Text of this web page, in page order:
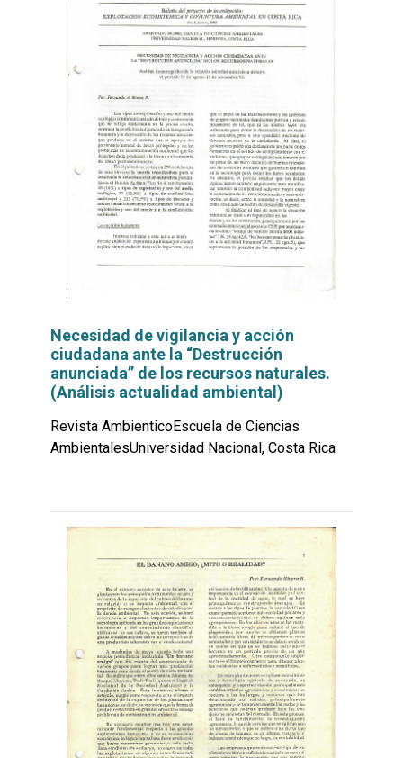
Necesidad de vigilancia y acción
ciudadana ante la “Destrucción
anunciada” de los recursos naturales.
(Análisis actualidad ambiental)
Revista AmbienticoEscuela de Ciencias
AmbientalesUniversidad Nacional, Costa Rica